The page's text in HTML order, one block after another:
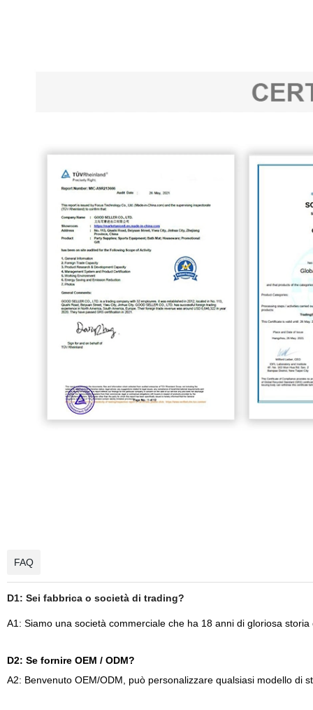
FAQ
D1: Sei fabbrica o società di trading?
A1: Siamo una società commerciale che ha 18 anni di gloriosa
D2: Se fornire OEM / ODM?
A2: Benvenuto OEM/ODM, può personalizzare qualsiasi modello di